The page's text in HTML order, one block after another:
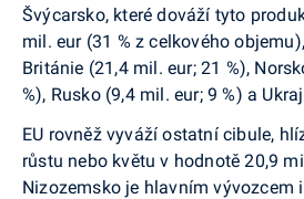
Švýcarsko, které dováží tyto
mil. eur (31 % z celkového
Británie (21,4 mil. eur; 21 %),
%), Rusko (9,4 mil. eur; 9 %) a
EU rovněž vyváží ostatní cibule,
růstu nebo květu v hodnotě 20,9
Nizozemsko je hlavním vývozcem